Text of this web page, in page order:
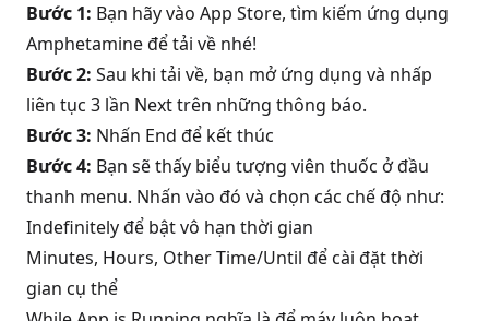
Bước 1: Bạn hãy vào App Store, tìm kiếm ứng dụng
Amphetamine để tải về nhé!
Bước 2: Sau khi tải về, bạn mở ứng dụng và nhấp
liên tục 3 lần Next trên những thông báo.
Bước 3: Nhấn End để kết thúc
Bước 4: Bạn sẽ thấy biểu tượng viên thuốc ở đầu
thanh menu. Nhấn vào đó và chọn các chế độ như:
Indefinitely để bật vô hạn thời gian
Minutes, Hours, Other Time/Until để cài đặt thời
gian cụ thể